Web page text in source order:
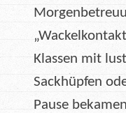
Klassen mit
Sackhüpfen
Pause